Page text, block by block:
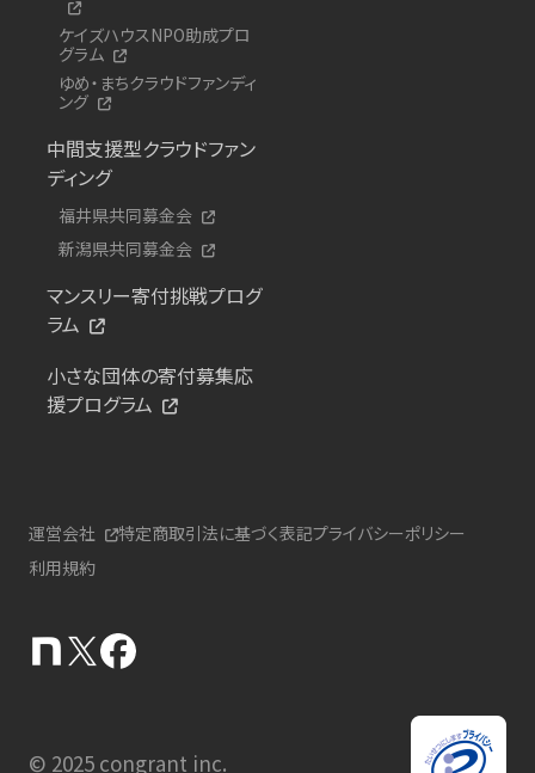
ケイズハウスNPO助成プロ
グラム
ゆめ・まちクラウドファンディ
ング
中間支援型クラウドファン
ディング
福井県共同募金会
新潟県共同募金会
マンスリー寄付挑戦プログ
ラム
小さな団体の寄付募集応
援プログラム
運営会社 特定商取引法に基づく表記プライバシーポリシー
利用規約
© 2025 congrant inc.